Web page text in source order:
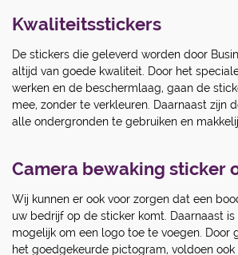
Kwaliteitsstickers
De stickers die geleverd worden door
altijd van goede kwaliteit. Door het
werken en de beschermlaag, gaan de
mee, zonder te verkleuren. Daarnaast zijn
alle ondergronden te gebruiken en
Camera bewaking sticker
Wij kunnen er ook voor zorgen dat een
uw bedrijf op de sticker komt. Daarnaast
mogelijk om een logo toe te voegen. Door
het goedgekeurde pictogram, voldoen